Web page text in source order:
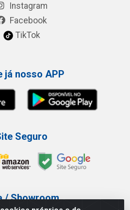
Instagram
Facebook
TikTok
já nosso APP
Seguro
/ Showroom